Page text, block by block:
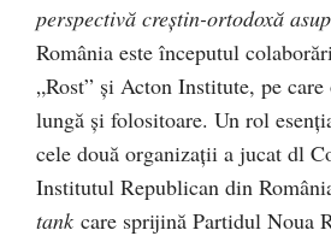
perspectivă creştin-ortodoxă
România este începutul
„Rost” şi Acton Institute, pe
lungă şi folositoare. Un rol
cele două organizaţii a jucat dl
Institutul Republican din
tank care sprijină Partidul Noua